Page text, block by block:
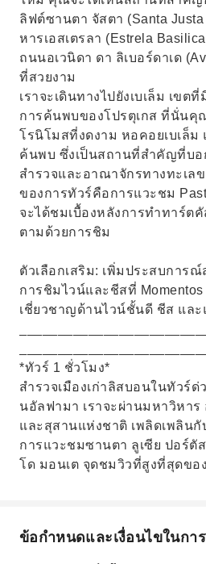
ลิฟต์ซานตา จัสตา (Santa
หารเอสเตรลา (Estrela
ถนนอเวนิดา ดา ลิเบอร์ดาเด
ที่สวยงาม
เราจะเดินทางไปยังเบเล็ม เข
การค้นพบของโปรตุเกส ที่นั่นคุ
โรนิโมสที่งดงาม หอคอยเบเล็ม
ค้นพบ ซึ่งเป็นสถานที่สำคัญที่บอ
สำรวจและอาณาจักรทางทะเล
ของการทัวร์คือการแวะชม
จะได้ชมเบื้องหลังการทำทาร์ต
ตามด้วยการชิม
ตัวเลือกเสริม: เพิ่มประสบการ
การชิมไวน์และชีสที่
เชี่ยวชาญด้านไวน์ชั้นดี ชีส และ
*ทัวร์ 1 ชั่วโมง*
สำรวจเมืองเก่าลิสบอนในทัวร์ด่
นอัลฟามา เราจะผ่านมหาวิหาร
และสุสานแห่งชาติ เพลิดเพลิน
การแวะชมซานตา ลูเซีย ปอร์ตั
โด มอนเต จุดชมวิวที่สูงที่สุดขอ
ข้อกำหนดและเงื่อนไขในกา